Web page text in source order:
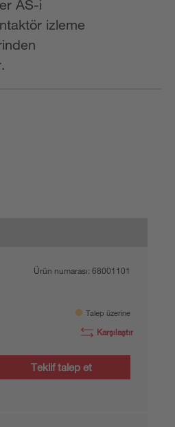
AS-i
izleme
Ürün numarası: 68001101
Talep üzerine
Karşılaştır
Teklif talep et